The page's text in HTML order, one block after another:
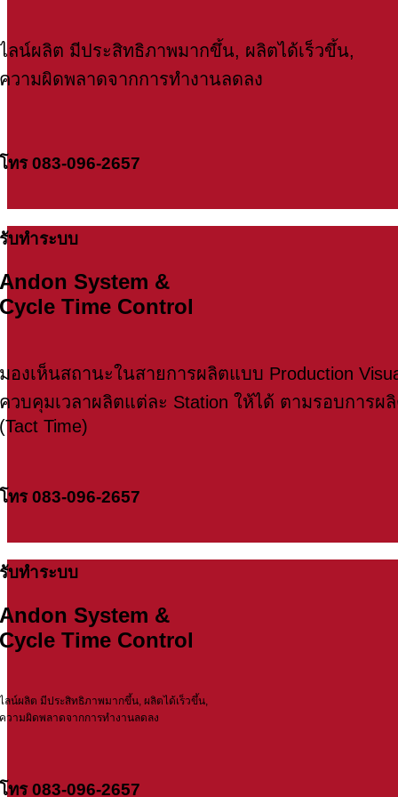
ไลน์ผลิต มีประสิทธิภาพมากขึ้น, ผลิตได้เร็วขึ้น,
ความผิดพลาดจากการทำงานลดลง
โทร 083-096-2657
รับทำระบบ
Andon System &
Cycle Time Control
มองเห็นสถานะในสายการผลิตแบบ Production
ควบคุมเวลาผลิตแต่ละ Station ให้ได้ ตามรอบการผ
(Tact Time)
โทร 083-096-2657
รับทำระบบ
Andon System &
Cycle Time Control
ไลน์ผลิต มีประสิทธิภาพมากขึ้น, ผลิตได้เร็วขึ้น,
ความผิดพลาดจากการทำงานลดลง
โทร 083-096-2657